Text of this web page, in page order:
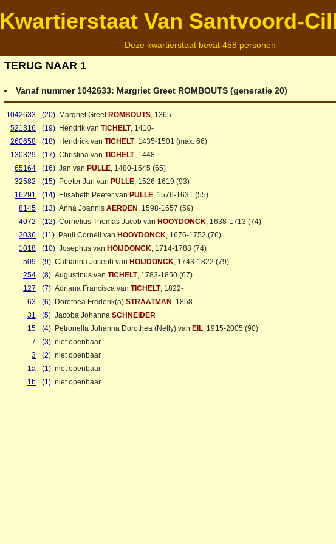
Kwartierstaat Van Santvoord-
Deze kwartierstaat bevat 458 personen
TERUG NAAR 1
Vanaf nummer 1042633: Margriet Greet ROMBOUTS (generatie 20)
1042633 (20) Margriet Greet ROMBOUTS, 1365-
521316
(19) Hendrik van TICHELT, 1410-
260658
(18) Hendrick van TICHELT, 1435-1501 (max. 66)
130329
(17) Christina van TICHELT, 1448-
65164
(16) Jan van PULLE, 1480-1545 (65)
32582
(15) Peeter Jan van PULLE, 1526-1619 (93)
16291
(14) Elisabeth Peeter van PULLE, 1576-1631 (55)
8145
(13) Anna Joannis AERDEN , 1598-1657 (59)
4072
(12) Cornelius Thomas Jacob van HOOYDONCK, 1638-1713 (74)
2036
(11) Pauli Corneli van HOOYDONCK, 1676-1752 (76)
1018
(10) Josephus van HOIJDONCK, 1714-1788 (74)
509
(9) Catharina Joseph van HOIJDONCK, 1743-1822 (79)
254
(8) Augustinus van TICHELT, 1783-1850 (67)
127
(7) Adriana Francisca van TICHELT, 1822-
63
(6) Dorothea Frederik(a) STRAATMAN , 1858-
31
(5) Jacoba Johanna SCHNEIDER
15
(4) Petronella Johanna Dorothea (Nelly) van EIL, 1915-2005 (90)
7
(3) niet openbaar
3
(2) niet openbaar
1a
(1) niet openbaar
1b
(1) niet openbaar